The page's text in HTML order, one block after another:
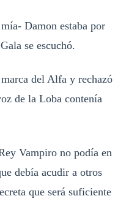
Damon estaba por
se escuchó.
del Alfa y rechazó
de la Loba contenía
Vampiro no podía en
debía acudir a otros
que será suficiente